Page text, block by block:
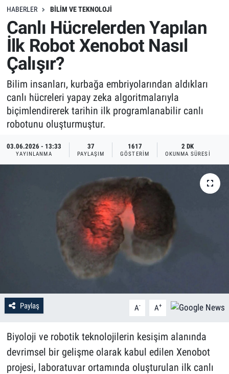
HABERLER BILIM VE TEKNOLOJI
Canlı Hücrelerden Yapılan
İlk Robot Xenobot Nasıl
Çalışır?
Bilim insanları, kurbağa embriyolarından aldıkları
canlı hücreleri yapay zeka algoritmalarıyla
biçimlendirerek tarihin ilk programlanabilir canlı
robotunu oluşturmuştur.
03.06.2026 - 13:33
YAYINLANMA
37
PAYLAŞIM
1617
GÖSTERIM
2 DK
OKUNMA SÜRESI
Paylaş A- A+
Biyoloji ve robotik teknolojilerin kesişim alanında
devrimsel bir gelişme olarak kabul edilen Xenobot
projesi, laboratuvar ortamında oluşturulan ilk canlı